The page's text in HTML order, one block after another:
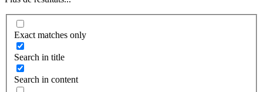
Exact matches only
Search in title
Search in content